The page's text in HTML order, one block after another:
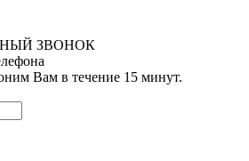
ЗВОНОК
Вам в течение 15 минут.